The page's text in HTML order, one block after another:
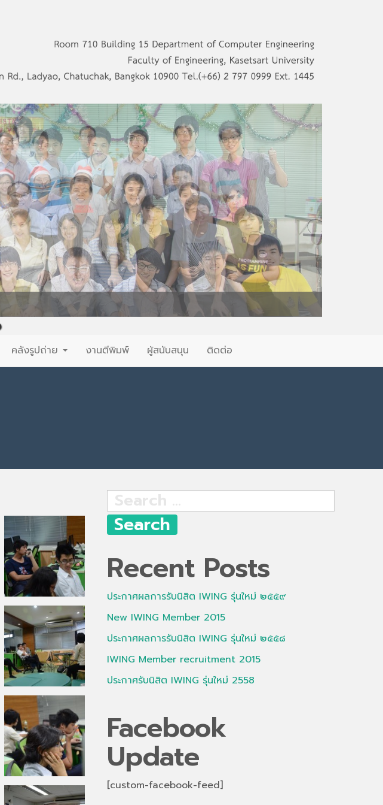
คลังรูปถ่าย งานตีพิมพ์ ผู้สนับสนุน ติดต่อ
Search
for:
Recent Posts
ประกาศผลการรับนิสิต IWING รุ่นใหม่ ๒๕๕๙
New IWING Member 2015
ประกาศผลการรับนิสิต IWING รุ่นใหม่ ๒๕๕๘
IWING Member recruitment 2015
ประกาศรับนิสิต IWING รุ่นใหม่ 2558
Facebook
Update
[custom-facebook-feed]